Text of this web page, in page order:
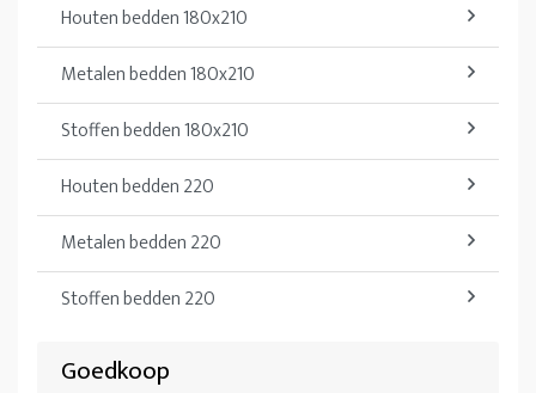
Houten bedden 180x210
Metalen bedden 180x210
Stoffen bedden 180x210
Houten bedden 220
Metalen bedden 220
Stoffen bedden 220
Goedkoop